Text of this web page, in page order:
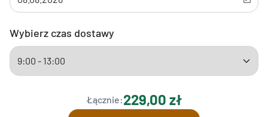
Wybierz czas dostawy
Łącznie:229,00 zł